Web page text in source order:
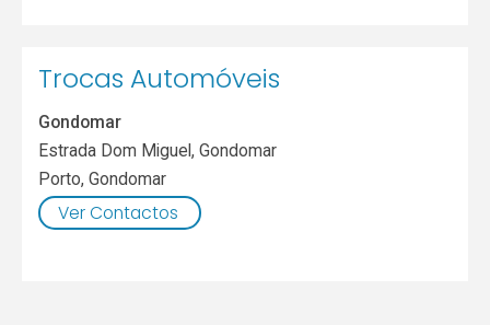
Trocas Automóveis
Gondomar
Estrada Dom Miguel, Gondomar
Porto,Gondomar
Ver Contactos